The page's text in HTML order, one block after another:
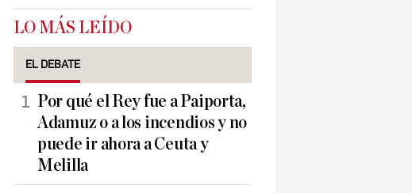
LO MÁS LEÍDO
EL DEBATE
Por qué el Rey fue a Paiporta,
Adamuz o a los incendios y no
puede ir ahora a Ceuta y
Melilla